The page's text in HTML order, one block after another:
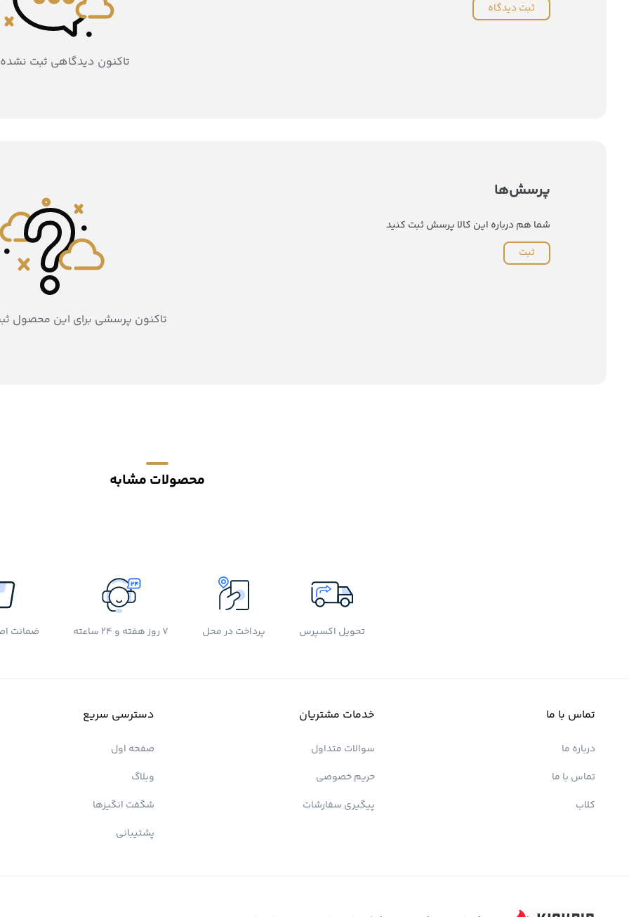
ثبت دیدگاه
تاکنون دیدگاهی ثبت
پرسش‌ها
شما هم درباره این کالا پرسش ثبت کنید
ثبت
تاکنون پرسشی برای این محصول
محصولات مشابه
تحویل اکسپرس پرداخت در محل 7 روز هفته و 24 ساعته ضمانت
تماس با ما
درباره ما
تماس با ما
کلاب
خدمات مشتریان
سوالات متداول
حریم خصوصی
پیگیری سفارشات
دسترسی سریع
صفحه اول
وبلاگ
شگفت انگیزها
پشتیبانی